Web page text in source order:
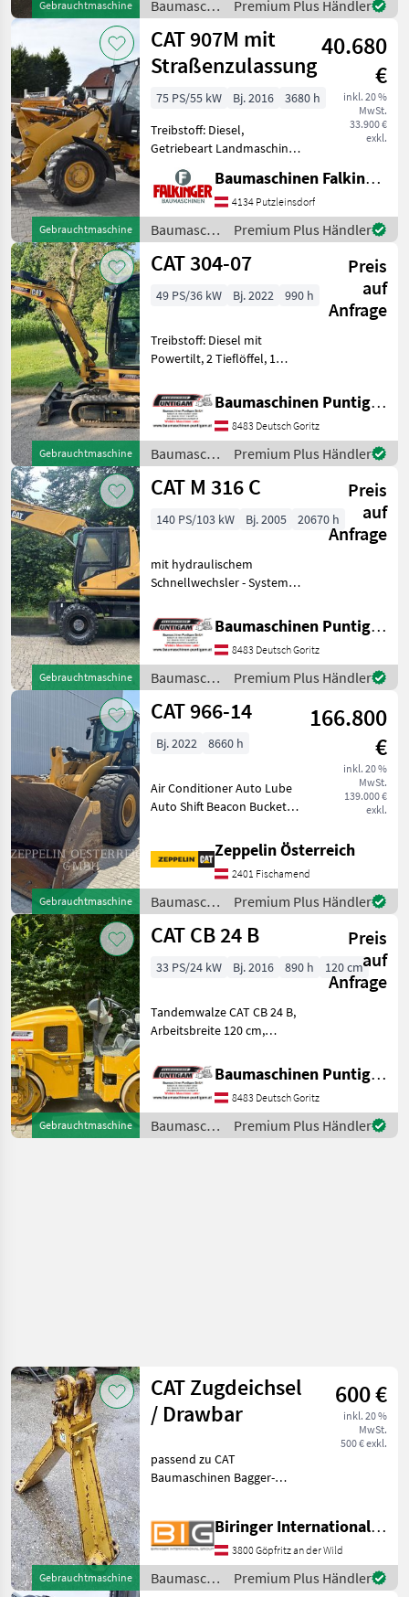
Gebrauchtmaschine
Baumaschinen
/ CAT
Premium Plus Händler
Gebrauchtmaschine
CAT 907M mit
Straßenzulassung
40.680
€
inkl. 20 %
MwSt.
33.900 €
exkl.
75 PS/55 kW Bj. 2016
3680 h
Treibstoff: Diesel,
Getriebeart Landmaschine:
Hydrostatgetriebe, Kabine,
Schnellwechselrahmen,
Zugmaul, Zusatz-
Hydraulikkreis, hydr.
Geräteverriegelung mit
Schaufel und Ga
Baumaschinen Falkinger
4134 Putzleinsdorf
Baumaschinen
/ CAT
Premium Plus Händler
Gebrauchtmaschine
CAT 304-07
Preis
auf
Anfrage
49 PS/36 kW Bj. 2022 990 h
Treibstoff: Diesel mit
Powertilt, 2 Tieflöffel, 1
Referenznummer: 13826
Baumaschinen Puntigam
GmbH Unser Spezialgebiet:
Ankauf - Verkauf - Vermi
Baumaschinen Puntigam GmbH
8483 Deutsch Goritz
Baumaschinen
/ CAT
Premium Plus Händler
Gebrauchtmaschine
CAT M 316 C
Preis
auf
Anfrage
140 PS/103 kW Bj. 2005 20670 h
mit hydraulischem
Schnellwechsler - System
1 Böschungslöffel
hydraulisch, 1 Tieflöffel
Baumaschinen Puntigam
GmbH Unser Spezialgebiet:
A
Baumaschinen Puntigam GmbH
8483 Deutsch Goritz
Baumaschinen
/ CAT
Premium Plus Händler
Gebrauchtmaschine
CAT 966-14
166.800
€
inkl. 20 %
MwSt.
139.000 €
exkl.
Bj. 2022 8660 h
Air Conditioner Auto Lube
Auto Shift Beacon Bucket
Online Owner's Manual
Product Link Ride Control
Emissions Level - EU - EU
STAGE V Regul
Zeppelin Österreich
2401 Fischamend
Baumaschinen
/ CAT
Premium Plus Händler
Gebrauchtmaschine
CAT CB 24 B
Preis
auf
Anfrage
33 PS/24 kW Bj. 2016 890 h 120 cm
Tandemwalze CAT CB 24 B,
Arbeitsbreite 120 cm,
Referenznummer: 5922
Baumaschinen Puntigam
GmbH Unser Spezialgebiet:
Ankauf - Verkauf -
Vermietun
Baumaschinen Puntigam GmbH
8483 Deutsch Goritz
Baumaschinen
/ CAT
Premium Plus Händler
Gebrauchtmaschine
CAT Zugdeichsel
/ Drawbar
600 €
inkl. 20 %
MwSt.
500 € exkl.
passend zu CAT
Baumaschinen Bagger-
Biringer International GmbH
3800 Göpfritz an der Wild
BaumaschinenPremium Plus Händler